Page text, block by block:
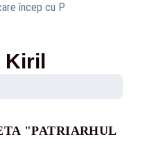
încep cu P
Kiril
"PATRIARHUL